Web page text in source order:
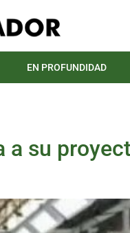
EN PROFUNDIDAD
a su